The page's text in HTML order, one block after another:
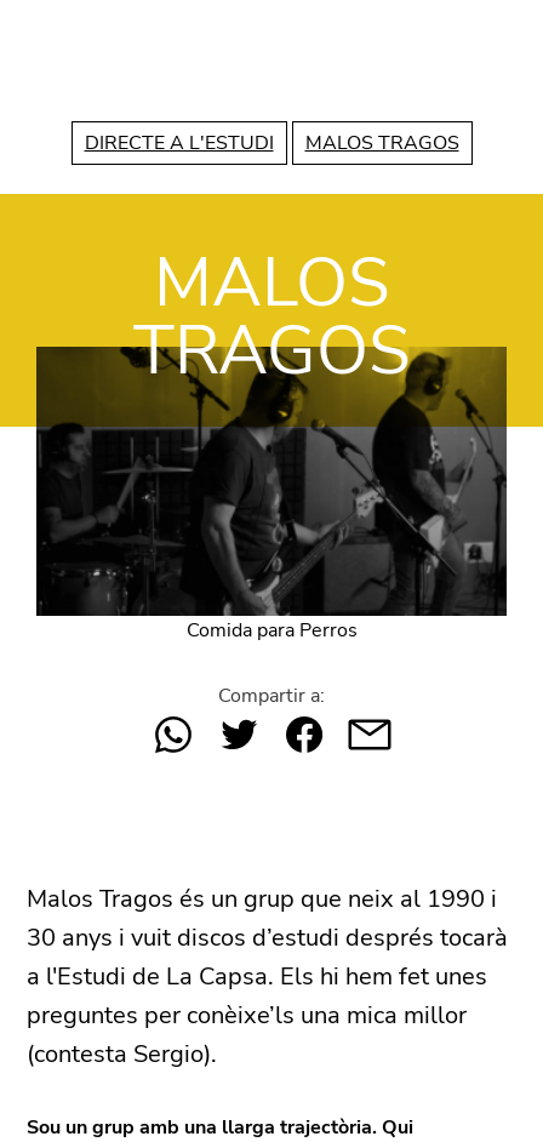
DIRECTE A L'ESTUDI MALOS TRAGOS
MALOS
TRAGOS
Comida para Perros
Compartir a:
Malos Tragos és un grup que neix al 1990 i
30 anys i vuit discos d’estudi després tocarà
a l'Estudi de La Capsa. Els hi hem fet unes
preguntes per conèixe’ls una mica millor
(contesta Sergio).
Sou un grup amb una llarga trajectòria. Qui